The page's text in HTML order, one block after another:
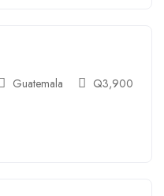
Guatemala Q3,900